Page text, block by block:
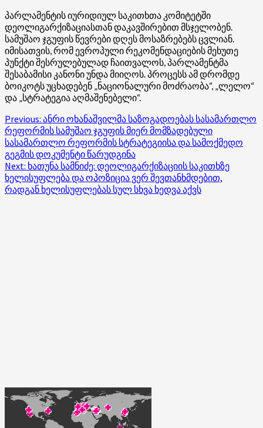
პარლამენტის იურიდიულ საკითხთა კომიტეტში
დეოლიგარქიზაციასთან დაკავშირებით მსჯელობენ.
სამუშაო ჯგუფის წევრები დღეს მოსაზრებებს ცვლიან.
იმისათვის, რომ ევროპული რეკომენდაციების მეხუთე
პუნქტი შესრულებულად ჩაითვალოს, პარლამენტმა
შესაბამისი კანონი უნდა მიიღოს. პროცესს ამ დრომდე
ბოიკოტს უცხადებენ „ნაციონალური მოძრაობა“, „ლელო“
და „სტრატეგია აღმაშენებელი“.
Post
navigation
Previous: ანრი ოხანაშვილმა საზოგადოებას სასამართლო
რეფორმის სამუშაო ჯგუფის მიერ მომზადებული
სასამართლო რეფორმის სტრატეგიისა და სამოქმედო
გეგმის დოკუმენტი წარუდგინა
Next: ხათუნა სამნიძე: დეოლიგარქიზაციის საკითხზე
ხელისუფლება და ოპოზიცია ვერ შევთანხმდებით,
რადგან ხელისუფლებას სულ სხვა ხედვა აქვს